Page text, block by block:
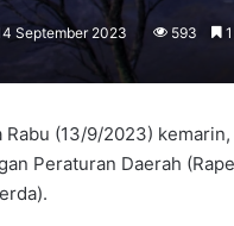
September 2023 593
Rabu (13/9/2023)
Peraturan Daerah